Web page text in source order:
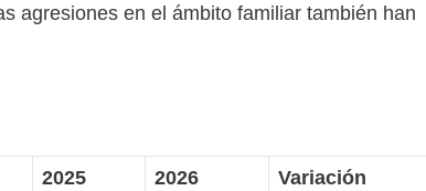
agresiones en el ámbito familiar también han
2025 2026
Variación